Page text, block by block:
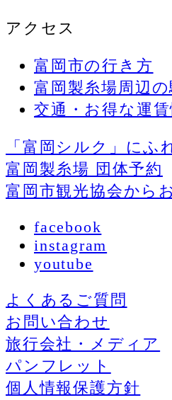
アクセス
富岡市の行き方
富岡製糸場周辺
交通・お得な運賃
「富岡シルク」にふ
富岡製糸場 団体予約
富岡市観光協会から
facebook
instagram
youtube
よくあるご質問
お問い合わせ
旅行会社・メディア
パンフレット
個人情報保護方針